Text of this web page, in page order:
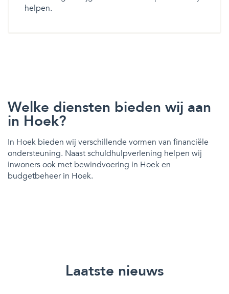
helpen.
Welke diensten bieden wij aan
in Hoek?
In Hoek bieden wij verschillende vormen van financiële
ondersteuning. Naast schuldhulpverlening helpen wij
inwoners ook met bewindvoering in Hoek en
budgetbeheer in Hoek.
Laatste nieuws